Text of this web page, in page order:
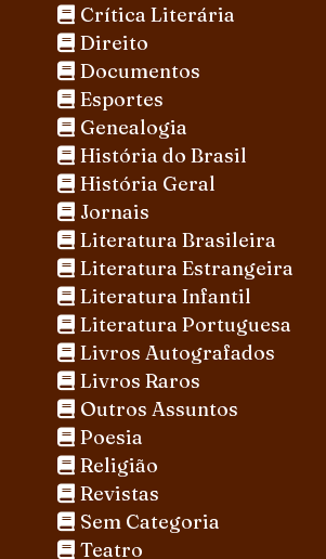
Crítica Literária
Direito
Documentos
Esportes
Genealogia
História do Brasil
História Geral
Jornais
Literatura Brasileira
Literatura Estrangeira
Literatura Infantil
Literatura Portuguesa
Livros Autografados
Livros Raros
Outros Assuntos
Poesia
Religião
Revistas
Sem Categoria
Teatro